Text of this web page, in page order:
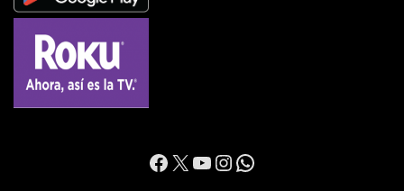
https://
X YouTube
Instagram
WhatsApp